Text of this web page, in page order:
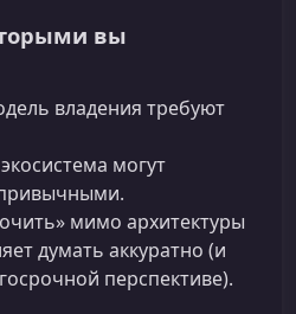
вы
владения требуют
могут
мимо архитектуры
думать аккуратно (и
перспективе).